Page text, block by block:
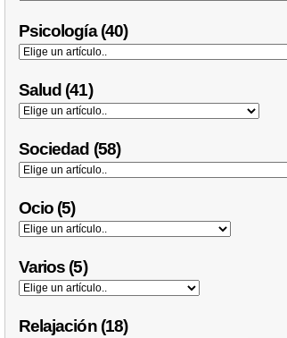
Psicología (40)
Salud (41)
Sociedad (58)
Ocio (5)
Varios (5)
Relajación (18)